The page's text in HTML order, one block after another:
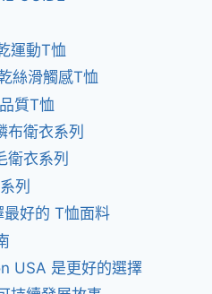
運動T恤
絲滑觸感T恤
質T恤
衛衣系列
衣系列
列
好的 T恤面料
USA 是更好的選擇